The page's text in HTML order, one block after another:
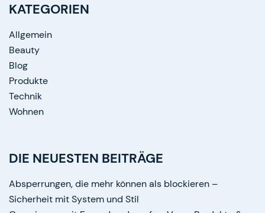
KATEGORIEN
Allgemein
Beauty
Blog
Produkte
Technik
Wohnen
DIE NEUESTEN BEITRÄGE
Absperrungen, die mehr können als blockieren –
Sicherheit mit System und Stil